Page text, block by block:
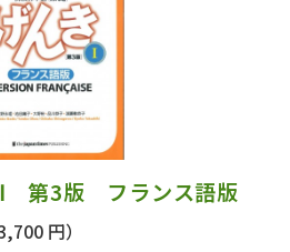
Ⅰ 第3版 フランス語版
円）